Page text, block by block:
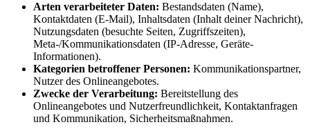
Arten verarbeiteter Daten: Bestandsdaten (Name),
Kontaktdaten (E-Mail), Inhaltsdaten (Inhalt deiner Nachricht),
Nutzungsdaten (besuchte Seiten, Zugriffszeiten),
Meta-/Kommunikationsdaten (IP-Adresse, Geräte-
Informationen).
Kategorien betroffener Personen: Kommunikationspartner,
Nutzer des Onlineangebotes.
Zwecke der Verarbeitung: Bereitstellung des
Onlineangebotes und Nutzerfreundlichkeit, Kontaktanfragen
und Kommunikation, Sicherheitsmaßnahmen.